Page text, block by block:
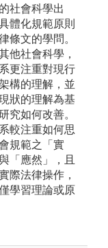
社會科學出
體化規範原則
條文的學問。
他社會科學，
更注重對現行
構的理解，並
狀的理解為基
究如何改善。
較注重如何思
規範之「實
「應然」，且
際法律操作，
學習理論或原